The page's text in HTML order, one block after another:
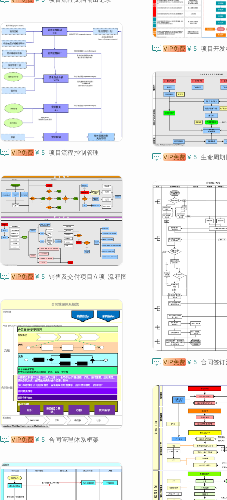
 VIP免费 ¥ 5 项目开
 VIP免费 ¥ 5 项目流程控制管理  VIP免费 ¥ 5 生命周
 VIP免费 ¥ 5 销售及交付项目立项_流程图
 VIP免费 ¥ 5 合同签
 VIP免费 ¥ 5 合同管理体系框架